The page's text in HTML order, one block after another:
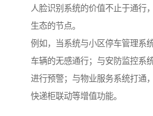
人脸识别系统的价值不止于通行
生态的节点。
例如，当系统与小区停车管理系
车辆的无感通行；与安防监控系
进行预警；与物业服务系统打通
快递柜联动等增值功能。